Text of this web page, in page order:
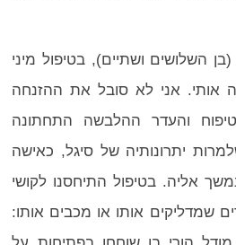
השלושים ושתיים), בטיפול מיני
אותי. אני לא סובל את ההזנחה
והעדר ההלבשה התחתונה
יתרונותיה של סיגל, כאישה
אליה. בטיפול התיחסנו לקושי
שמדליקים אותו או מכבים אותו: